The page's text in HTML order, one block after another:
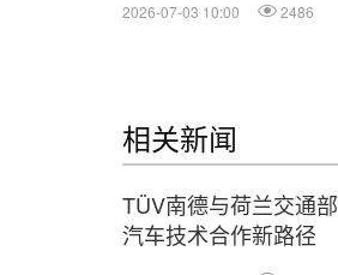
2026-07-03 10:00 2486
相关新闻
TÜV南德与荷兰交通
汽车技术合作新路径